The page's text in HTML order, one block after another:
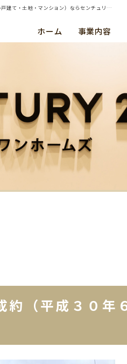
| 横浜市磯子区・中古戸建・ご成約（平成３０年６月） Ｓ ・ Ｎ 様 | 横浜・川崎・東京都内の不動産（新築一戸建て・中古一戸建て・土地・マンション）ならセンチュリー21ジェイワンホームズ
ホーム 事業内容
成約（平成３